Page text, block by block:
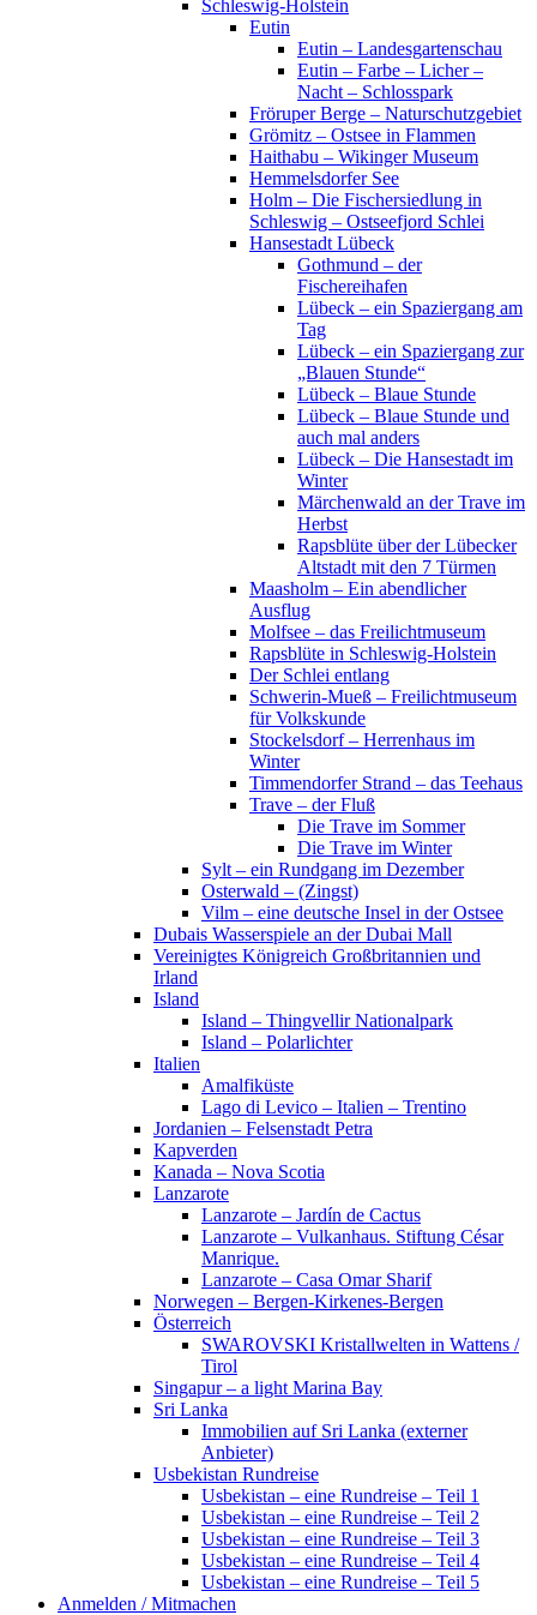
Schleswig-Holstein
Eutin
Eutin – Landesgartenschau
Eutin – Farbe – Licher –
Nacht – Schlosspark
Fröruper Berge – Naturschutzgebiet
Grömitz – Ostsee in Flammen
Haithabu – Wikinger Museum
Hemmelsdorfer See
Holm – Die Fischersiedlung in
Schleswig – Ostseefjord Schlei
Hansestadt Lübeck
Gothmund – der
Fischereihafen
Lübeck – ein Spaziergang am
Tag
Lübeck – ein Spaziergang zur
„Blauen Stunde“
Lübeck – Blaue Stunde
Lübeck – Blaue Stunde und
auch mal anders
Lübeck – Die Hansestadt im
Winter
Märchenwald an der Trave im
Herbst
Rapsblüte über der Lübecker
Altstadt mit den 7 Türmen
Maasholm – Ein abendlicher
Ausflug
Molfsee – das Freilichtmuseum
Rapsblüte in Schleswig-Holstein
Der Schlei entlang
Schwerin-Mueß – Freilichtmuseum
für Volkskunde
Stockelsdorf – Herrenhaus im
Winter
Timmendorfer Strand – das Teehaus
Trave – der Fluß
Die Trave im Sommer
Die Trave im Winter
Sylt – ein Rundgang im Dezember
Osterwald – (Zingst)
Vilm – eine deutsche Insel in der Ostsee
Dubais Wasserspiele an der Dubai Mall
Vereinigtes Königreich Großbritannien und
Irland
Island
Island – Thingvellir Nationalpark
Island – Polarlichter
Italien
Amalfiküste
Lago di Levico – Italien – Trentino
Jordanien – Felsenstadt Petra
Kapverden
Kanada – Nova Scotia
Lanzarote
Lanzarote – Jardín de Cactus
Lanzarote – Vulkanhaus. Stiftung César
Manrique.
Lanzarote – Casa Omar Sharif
Norwegen – Bergen-Kirkenes-Bergen
Österreich
SWAROVSKI Kristallwelten in Wattens /
Tirol
Singapur – a light Marina Bay
Sri Lanka
Immobilien auf Sri Lanka (externer
Anbieter)
Usbekistan Rundreise
Usbekistan – eine Rundreise – Teil 1
Usbekistan – eine Rundreise – Teil 2
Usbekistan – eine Rundreise – Teil 3
Usbekistan – eine Rundreise – Teil 4
Usbekistan – eine Rundreise – Teil 5
Anmelden / Mitmachen